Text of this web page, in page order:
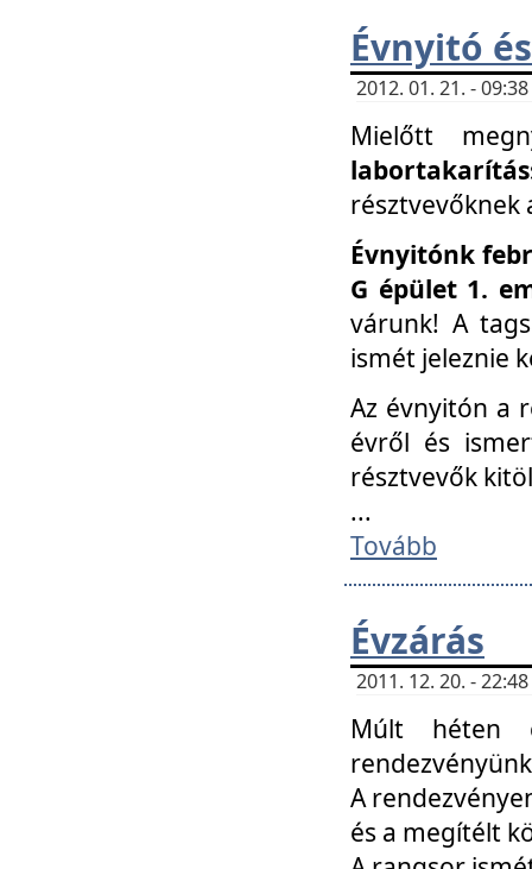
Évnyitó
2012. 01. 21. -
Mielőtt
labortakarítás
résztvevőknek
Évnyitónk
G épület 1.
várunk! A
ismét jeleznie
Az évnyitón a
évről és
résztvevők
...
Tovább
Évzárás
2011. 12. 20. -
Múlt héten
A
és a megítélt